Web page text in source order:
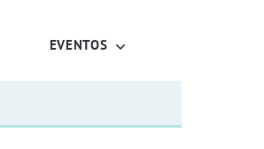
EVENTOS